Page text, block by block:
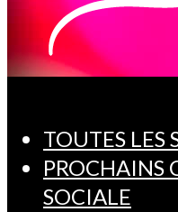
TOUTES LES
PROCHAINS
SOCIALE